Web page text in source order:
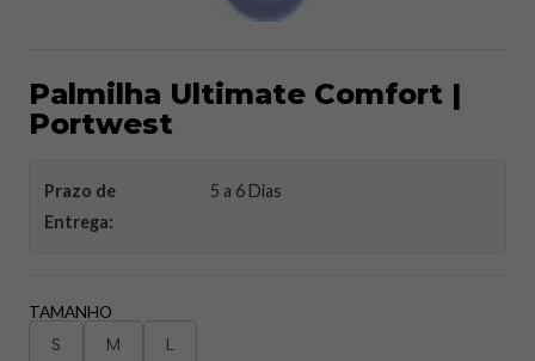
Palmilha Ultimate Comfort |
Portwest
Prazo de
Entrega:
5 a 6 Dias
TAMANHO
S M L